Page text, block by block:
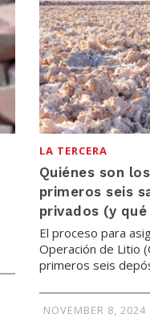
LA TERCERA
Quiénes son
primeros seis
privados (y
El proceso para
Operación de Litio
primeros seis
NOVEMBER 8, 2024